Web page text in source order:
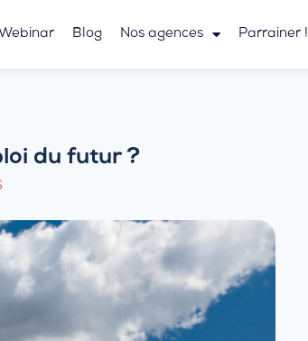
Webinar Blog Nos agences Parrainer !
du futur ?